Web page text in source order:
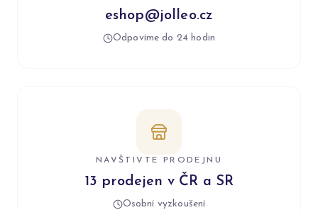
eshop@jolleo.cz
Odpovíme do 24 hodin
NAVŠTIVTE PRODEJNU
13 prodejen v ČR a SR
Osobní vyzkoušení